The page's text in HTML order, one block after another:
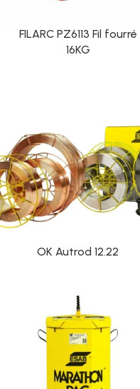
FILARC PZ6113 Fil fourré
16KG
OK Autrod 12.22